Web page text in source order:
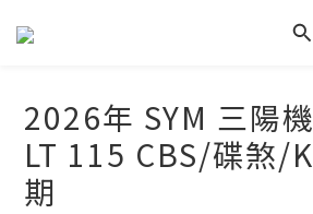
2026年 SYM 三陽
LT 115 CBS/碟煞/
期